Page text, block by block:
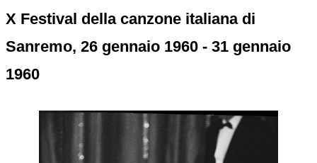
X Festival della canzone italiana di
Sanremo, 26 gennaio 1960 - 31 gennaio
1960